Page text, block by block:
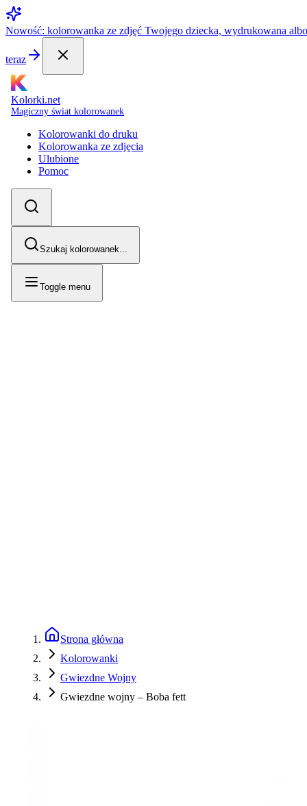
Nowość: kolorowanka ze zdjęć Twojego dziecka, wydrukowana
teraz
Kolorki.net
Magiczny świat kolorowanek
Kolorowanki do druku
Kolorowanka ze zdjęcia
Ulubione
Pomoc
Szukaj kolorowanek...
Toggle menu
Strona główna
Kolorowanki
Gwiezdne Wojny
Gwiezdne wojny – Boba fett